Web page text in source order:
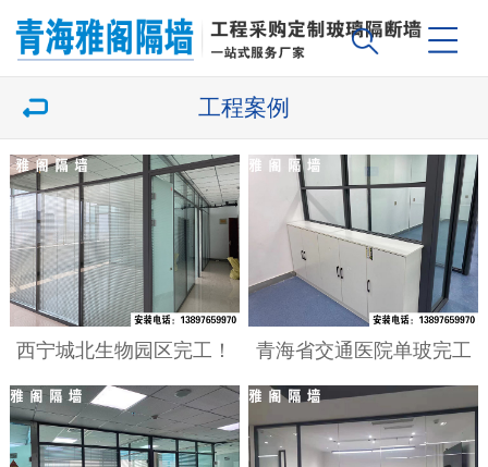
工程案例
西宁城北生物园区完工！ 青海省交通医院单玻完工